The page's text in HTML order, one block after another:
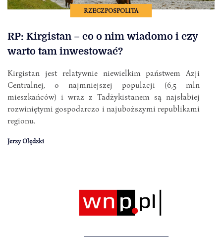
RZECZPOSPOLITA
RP: Kirgistan – co o nim wiadomo i czy
warto tam inwestować?
Kirgistan jest relatywnie niewielkim państwem Azji
Centralnej, o najmniejszej populacji (6,5 mln
mieszkańców) i wraz z Tadżykistanem są najsłabiej
rozwiniętymi gospodarczo i najuboższymi republikami
regionu.
Jerzy Olędzki